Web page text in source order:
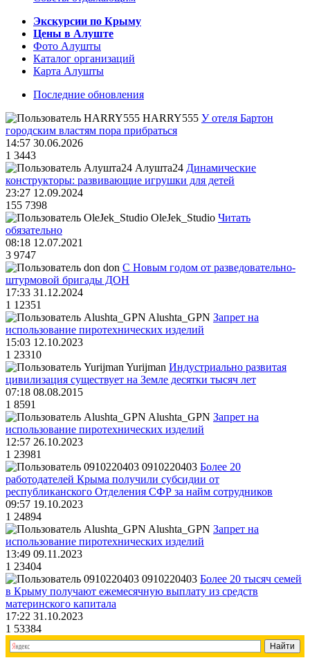
Экскурсии по Крыму
Цены в Алуште
Фото Алушты
Каталог организаций
Карта Алушты
Последние обновления
HARRY555 У отеля Бартон
городским властям пора прибраться
14:57 30.06.2026
1 3443
Алушта24 Динамические
конструкторы: развивающие игрушки для детей
23:27 12.09.2024
155 7398
OleJek_Studio Читать
обязательно
08:18 12.07.2021
3 9747
don С Новым годом от разведовательно-
штурмовой бригады ДОН
17:33 31.12.2024
1 12351
Alushta_GPN Запрет на
использование пиротехнических изделий
15:03 12.10.2023
1 23310
Yurijman Индустриально развитая
цивилизация существует на Земле десятки тысяч лет
07:18 08.08.2015
1 8591
Alushta_GPN Запрет на
использование пиротехнических изделий
12:57 26.10.2023
1 23981
0910220403 Более 20
работодателей Крыма получили субсидии от
республиканского Отделения СФР за найм сотрудников
09:57 19.10.2023
1 24894
Alushta_GPN Запрет на
использование пиротехнических изделий
13:49 09.11.2023
1 23404
0910220403 Более 20 тысяч семей
в Крыму получают ежемесячную выплату из средств
материнского капитала
17:22 31.10.2023
1 53384